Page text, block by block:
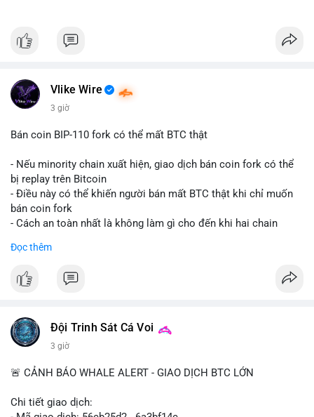
Vlike Wire
3 giờ
Bán coin BIP-110 fork có thể mất BTC thật
- Nếu minority chain xuất hiện, giao dịch bán coin fork có thể
bị replay trên Bitcoin
- Điều này có thể khiến người bán mất BTC thật khi chỉ muốn
bán coin fork
- Cách an toàn nhất là không làm gì cho đến khi hai chain
-#binancesquare
$btc
📰 Nguồn: CoinDesk
Đọc thêm
Đội Trinh Sát Cá Voi
3 giờ
🚨 CẢNH BÁO WHALE ALERT - GIAO DỊCH BTC LỚN
Chi tiết giao dịch: